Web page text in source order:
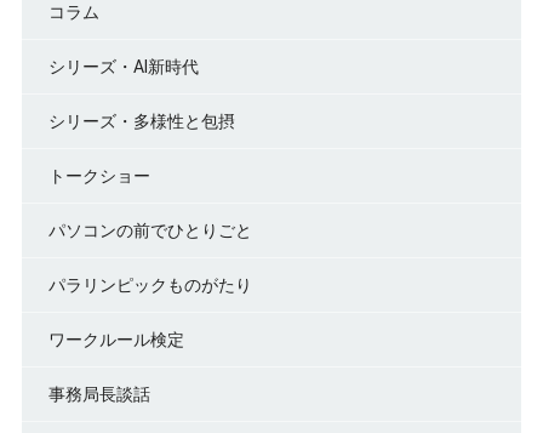
コラム
シリーズ・AI新時代
シリーズ・多様性と包摂
トークショー
パソコンの前でひとりごと
パラリンピックものがたり
ワークルール検定
事務局長談話